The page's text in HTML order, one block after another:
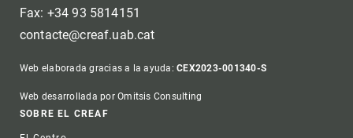
Fax: +34 93 5814151
contacte@creaf.uab.cat
Web elaborada gracias a la ayuda:CEX2023-001340-S
Web desarrollada por Omitsis Consulting
SOBRE EL CREAF